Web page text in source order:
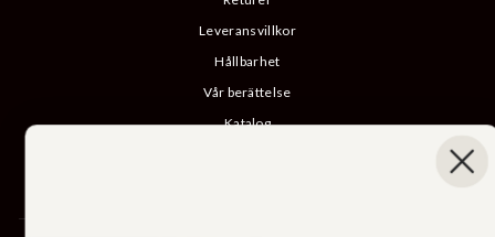
Leveransvillkor
Hållbarhet
Vår berättelse
Katalog